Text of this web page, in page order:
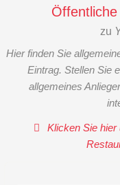
zu
Hier finden Sie
Eintrag. Stellen Sie
allgemeines
Klicken Sie